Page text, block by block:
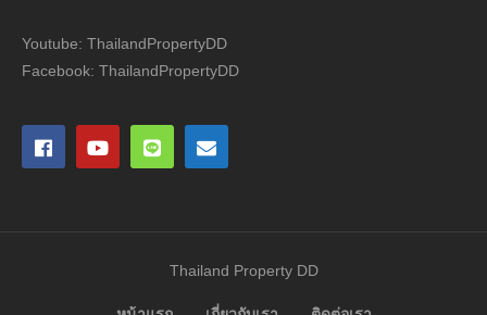
Youtube: ThailandPropertyDD
Facebook: ThailandPropertyDD
Thailand Property DD